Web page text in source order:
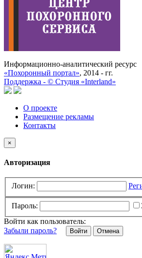
Информационно-аналитический ресурс
«Похоронный портал», 2014 - гг.
Поддержка - © Cтудия «Interland»
О проекте
Размещение рекламы
Контакты
×
Авторизация
Логин:
Пароль:
Войти как пользователь:
Забыли пароль?
Отмена